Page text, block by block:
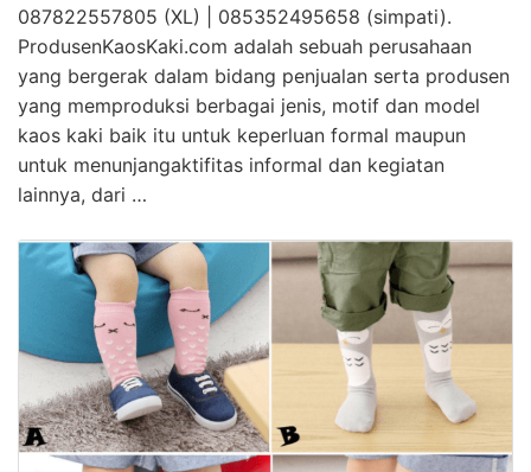
087822557805 (XL) | 085352495658 (simpati).
ProdusenKaosKaki.com adalah sebuah perusahaan
yang bergerak dalam bidang penjualan serta produsen
yang memproduksi berbagai jenis, motif dan model
kaos kaki baik itu untuk keperluan formal maupun
untuk menunjangaktifitas informal dan kegiatan
lainnya, dari …